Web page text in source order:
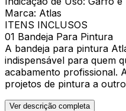
Marca: Atlas
ITENS INCLUSOS
01 Bandeja Para Pintura
A bandeja para pintura
indispensável para quem
acabamento profissional.
projetos de pintura a
Ver descrição completa